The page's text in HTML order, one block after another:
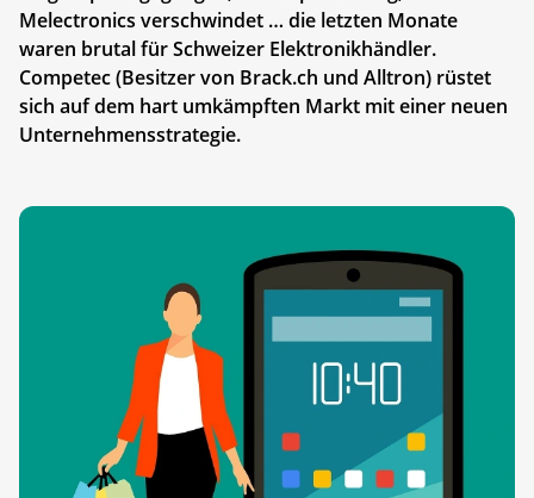
Melectronics verschwindet … die letzten Monate
waren brutal für Schweizer Elektronikhändler.
Competec (Besitzer von Brack.ch und Alltron) rüstet
sich auf dem hart umkämpften Markt mit einer neuen
Unternehmensstrategie.